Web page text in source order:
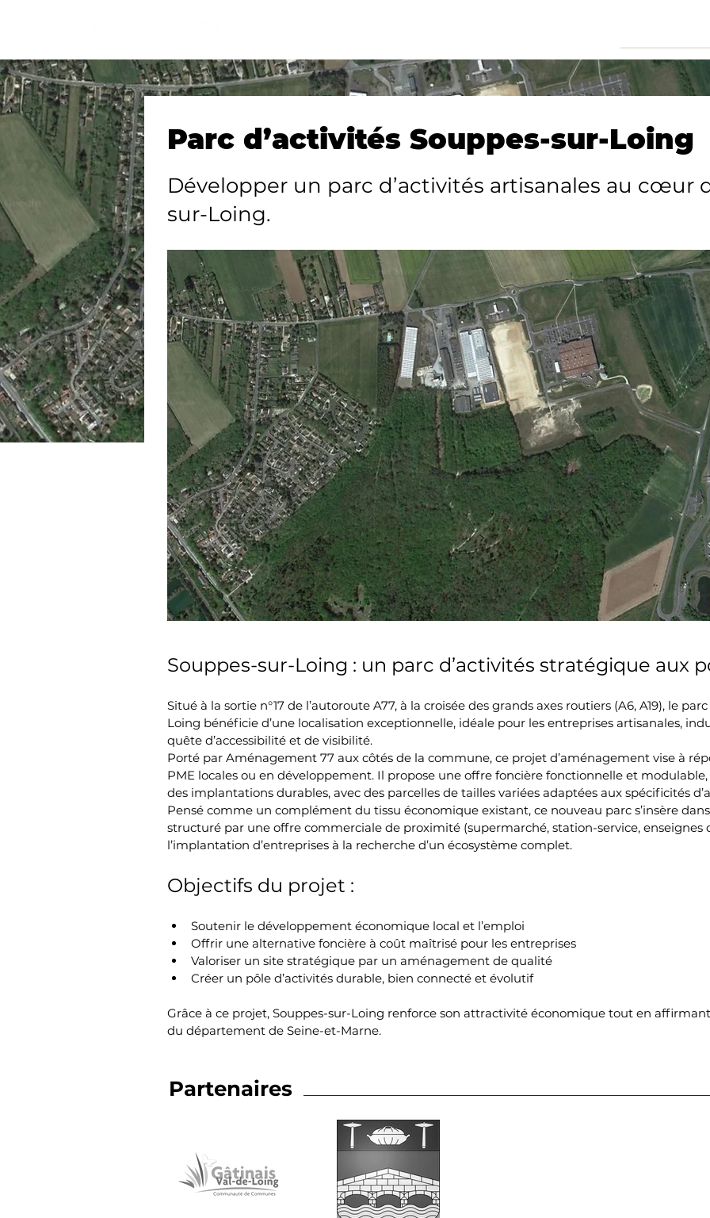
Parc d’activités Souppes-sur-Loing
Développer un parc d’activités artisanales au cœur
sur-Loing.
Souppes-sur-Loing : un parc d’activités stratégique aux
Situé à la sortie n°17 de l’autoroute A77, à la croisée des grands axes routiers (A6, A19), le
Loing bénéficie d’une localisation exceptionnelle, idéale pour les entreprises artisanales,
quête d’accessibilité et de visibilité.
Porté par Aménagement 77 aux côtés de la commune, ce projet d’aménagement vise à
PME locales ou en développement. Il propose une offre foncière fonctionnelle et
des implantations durables, avec des parcelles de tailles variées adaptées aux spécificités
Pensé comme un complément du tissu économique existant, ce nouveau parc s’insère
structuré par une offre commerciale de proximité (supermarché, station-service, enseignes
l’implantation d’entreprises à la recherche d’un écosystème complet.
Objectifs du projet :
Soutenir le développement économique local et l’emploi
Offrir une alternative foncière à coût maîtrisé pour les entreprises
Valoriser un site stratégique par un aménagement de qualité
Créer un pôle d’activités durable, bien connecté et évolutif
Grâce à ce projet, Souppes-sur-Loing renforce son attractivité économique tout en
du département de Seine-et-Marne.
Partenaires